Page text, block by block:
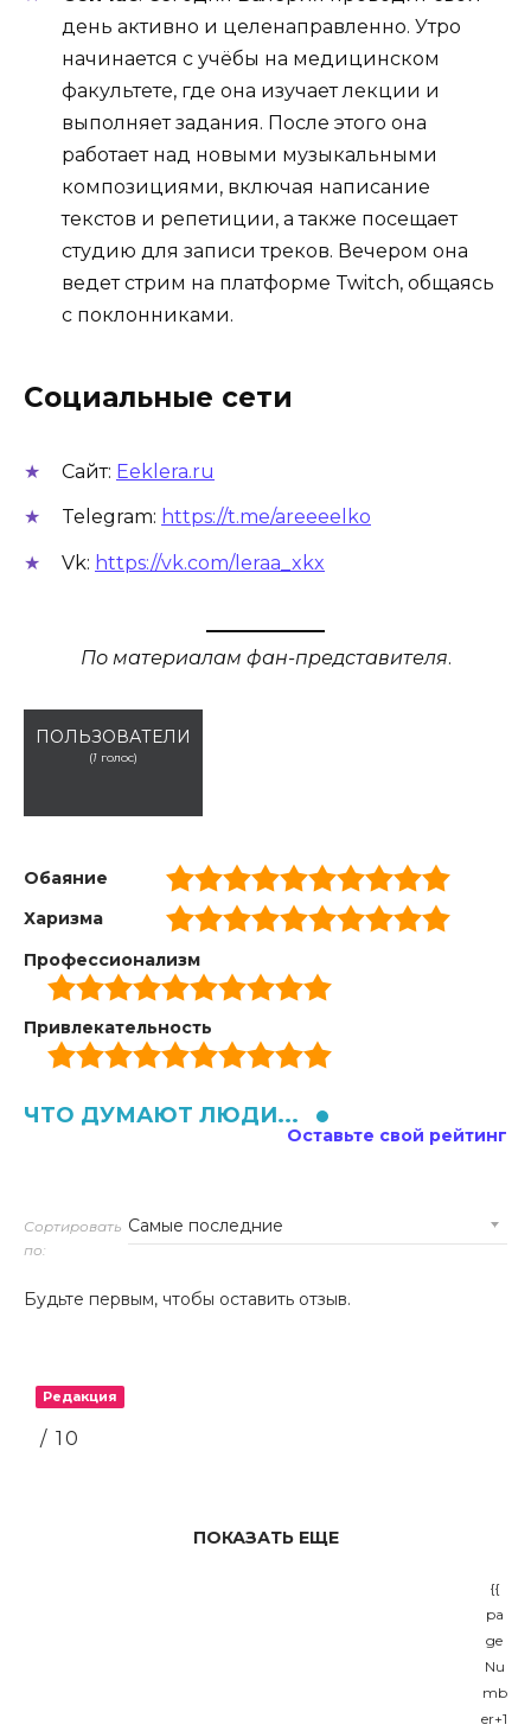
день активно и целенаправленно. Утро
начинается с учёбы на медицинском
факультете, где она изучает лекции и
выполняет задания. После этого она
работает над новыми музыкальными
композициями, включая написание
текстов и репетиции, а также посещает
студию для записи треков. Вечером она
ведет стрим на платформе Twitch, общаясь
с поклонниками.
Социальные сети
Сайт: Eeklera.ru
Telegram: https://t.me/areeeelko
Vk: https://vk.com/leraa_xkx
По материалам фан-представителя.
ПОЛЬЗОВАТЕЛИ
(1 голос)
Обаяние
Харизма
Профессионализм
Привлекательность
ЧТО ДУМАЮТ ЛЮДИ...
Оставьте свой рейтинг
Сортировать
по:
Будьте первым, чтобы оставить отзыв.
Редакция
/ 10
ПОКАЗАТЬ ЕЩЕ
{{
pa
ge
Nu
mb
er+1